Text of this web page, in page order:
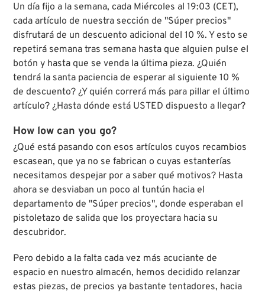
Un día fijo a la semana, cada Miércoles al 19:03 (CET),
cada artículo de nuestra sección de "Súper precios"
disfrutará de un descuento adicional del 10 %. Y esto se
repetirá semana tras semana hasta que alguien pulse el
botón y hasta que se venda la última pieza. ¿Quién
tendrá la santa paciencia de esperar al siguiente 10 %
de descuento? ¿Y quién correrá más para pillar el último
artículo? ¿Hasta dónde está USTED dispuesto a llegar?
How low can you go?
¿Qué está pasando con esos artículos cuyos recambios
escasean, que ya no se fabrican o cuyas estanterías
necesitamos despejar por a saber qué motivos? Hasta
ahora se desviaban un poco al tuntún hacia el
departamento de "Súper precios", donde esperaban el
pistoletazo de salida que los proyectara hacia su
descubridor.
Pero debido a la falta cada vez más acuciante de
espacio en nuestro almacén, hemos decidido relanzar
estas piezas, de precios ya bastante tentadores, hacia